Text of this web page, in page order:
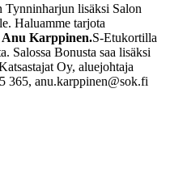
Tynninharjun lisäksi Salon
Haluamme tarjota
Anu Karppinen.S-Etukortilla
Salossa Bonusta saa lisäksi
Oy, aluejohtaja
365, anu.karppinen@sok.fi